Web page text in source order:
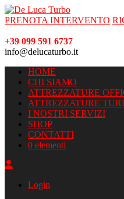
PRENOTA INTERVENTO
+39 099 591 6737
info@delucaturbo.it
HOME
CHI SIAMO
ATTREZZATURE
ATTREZZATURE
I NOSTRI SERVIZI
SHOP
CONTATTI
0 elementi
Login